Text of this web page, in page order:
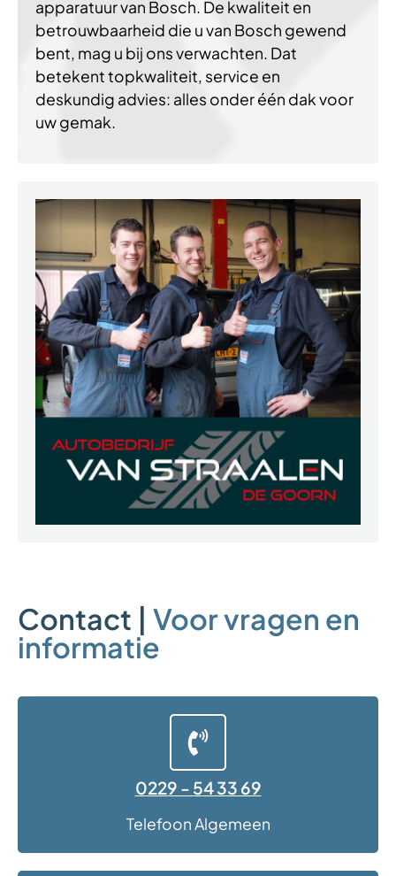
apparatuur van Bosch. De kwaliteit en
betrouwbaarheid die u van Bosch gewend
bent, mag u bij ons verwachten. Dat
betekent topkwaliteit, service en
deskundig advies: alles onder één dak voor
uw gemak.
Contact | Voor vragen en
informatie
0229 - 54 33 69
Telefoon Algemeen